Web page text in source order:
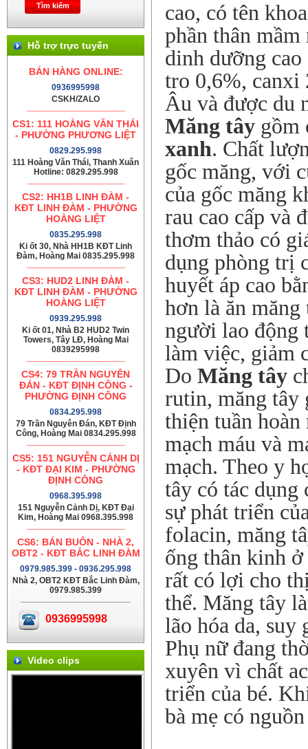
Hỗ trợ trực tuyến
BÁN HÀNG ONLINE:
0936995998
CSKH/ZALO
CS1: 111 HOÀNG VĂN THÁI
- PHƯỜNG PHƯƠNG LIỆT
0829.295.998
111 Hoàng Văn Thái, Thanh Xuân
Hotline: 0829.295.998
CS2: HH1B LINH ĐÀM -
KĐT LINH ĐÀM - PHƯỜNG
HOÀNG LIỆT
0835.295.998
Ki ốt 30, Nhà HH1B KĐT Linh
Đàm, Hoàng Mai 0835.295.998
CS3: HUD2 LINH ĐÀM -
KĐT LINH ĐÀM - PHƯỜNG
HOÀNG LIỆT
0939.295.998
Ki ốt 01, Nhà B2 HUD2 Twin
Towers, Tây LĐ, Hoàng Mai
0839295998
CS4: 79 TRẦN NGUYÊN
ĐÁN - KĐT ĐỊNH CÔNG -
PHƯỜNG ĐỊNH CÔNG
0834.295.998
79 Trần Nguyên Đán, KĐT Định
Công, Hoàng Mai 0834.295.998
CS5: 151 NGUYỄN CẢNH DỊ
- KĐT ĐẠI KIM - PHƯỜNG
ĐỊNH CÔNG
0968.395.998
151 Nguyễn Cảnh Dị, KĐT Đại
Kim, Hoàng Mai 0968.395.998
CS6: BÁN BUÔN - NHÀ 2,
OBT2 - KĐT BẮC LINH ĐÀM
0979.985.399 - 0936.295.998
Nhà 2, OBT2 KĐT Bắc Linh Đàm,
0979.985.399
0936995998
Video clips
cao, có tên
phần thân
dinh dưỡng
tro 0,6%, canxi
Âu và được du
Măng tây gồm
xanh. Chất
gốc măng, với
của gốc măng
rau cao cấp và
thơm thảo có
dụng phòng trị
huyết áp cao
hơn là ăn
người lao động
làm việc, giảm
Do Măng tây
rutin, măng tây
thiện tuần
mạch máu và
mạch. Theo y
tây có tác dụng
sự phát triển
folacin, măng
ống thân kinh
rất có lợi cho
thể. Măng tây
lão hóa da,
Phụ nữ đang
xuyên vì chất
triển của bé.
bà mẹ có